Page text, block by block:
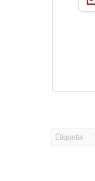
Étiquette